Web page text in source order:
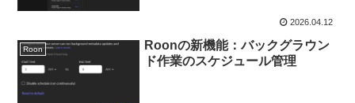
2026.04.12
Roon
Roonの新機能：バックグラウン
ド作業のスケジュール管理